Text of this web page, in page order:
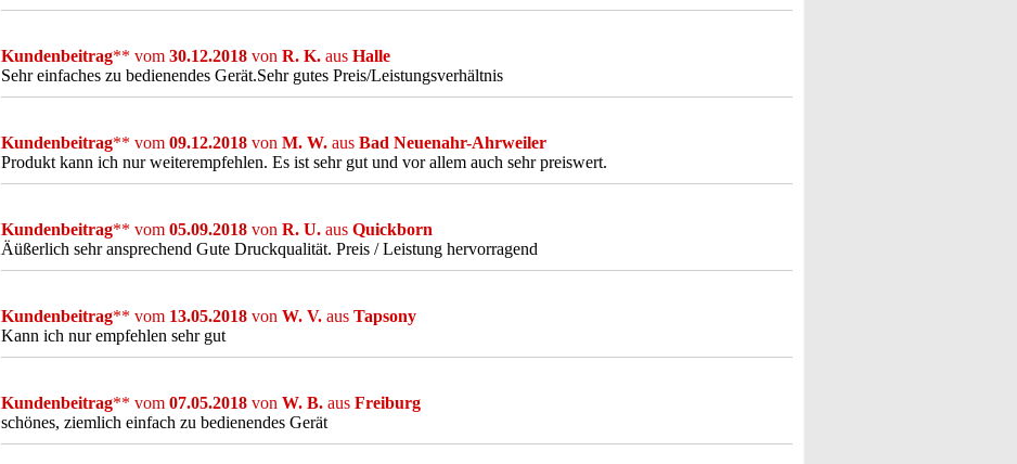
Kundenbeitrag** vom 30.12.2018 von R. K. aus Halle
Sehr einfaches zu bedienendes Gerät.Sehr gutes Preis/Leistungsverhältnis
Kundenbeitrag** vom 09.12.2018 von M. W. aus Bad Neuenahr-Ahrweiler
Produkt kann ich nur weiterempfehlen. Es ist sehr gut und vor allem auch sehr preiswert.
Kundenbeitrag** vom 05.09.2018 von R. U. aus Quickborn
Äüßerlich sehr ansprechend Gute Druckqualität. Preis / Leistung hervorragend
Kundenbeitrag** vom 13.05.2018 von W. V. aus Tapsony
Kann ich nur empfehlen sehr gut
Kundenbeitrag** vom 07.05.2018 von W. B. aus Freiburg
schönes, ziemlich einfach zu bedienendes Gerät